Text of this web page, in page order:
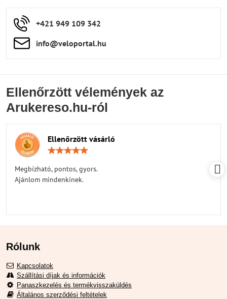
+421 949 109 342
info​​@veloportal​.hu
Ellenőrzött vélemények az
Arukereso.hu-ról
Ellenőrzött vásárló
Megbízható, pontos, gyors.
Ajánlom mindenkinek.
Rólunk
Kapcsolatok
Szállítási díjak és információk
Panaszkezelés és termékvisszaküldés
Általános szerződési feltételek